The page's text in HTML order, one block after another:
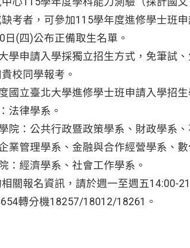
考者，可參加115學年度進修學士班申
日(四)公布正備取生名單。
學申請入學採獨立招生方式，免筆試
校同學報考。
國立臺北大學進修學士班申請入學招生
法律學系。
院：公共行政暨政策學系、財政學系
業管理學系、金融與合作經營學系、
：經濟學系、社會工作學系。
關報名資訊，請於週一至週五14:00-
轉分機18257/18012/18261。